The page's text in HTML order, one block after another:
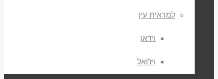
למראית עין
וידאו
ויז'ואל